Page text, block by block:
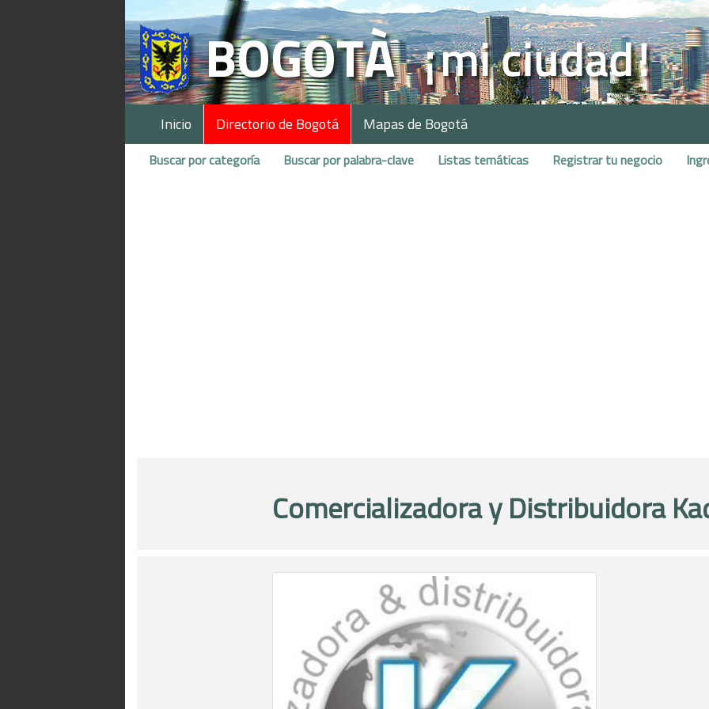
Inicio Directorio de Bogotá Mapas de Bogotá
Buscar por categoría Buscar por palabra-clave Listas temáticas Registrar tu negocio
Comercializadora y Distribuidora